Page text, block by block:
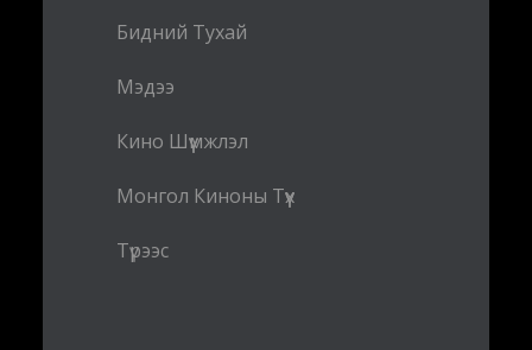
Бидний Тухай
Мэдээ
Кино Шүүмжлэл
Монгол Киноны Түүх
Түрээс